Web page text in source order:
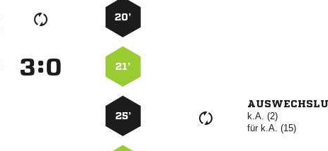
20’
: 21’
25’
k.A. (2)
für k.A. (15)